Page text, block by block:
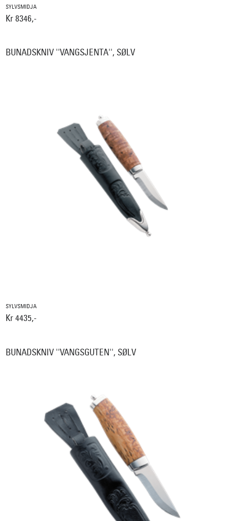
SYLVSMIDJA
Kr 8346,-
BUNADSKNIV ''VANGSJENTA'', SØLV
SYLVSMIDJA
Kr 4435,-
BUNADSKNIV ''VANGSGUTEN'', SØLV